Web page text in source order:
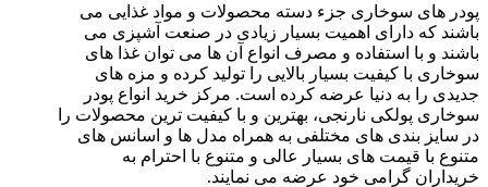
پودر های سوخاری جزء دسته محصولات و مواد غذایی می
باشند که دارای اهمیت بسیار زیادی در صنعت آشپزی می
باشند و با استفاده و مصرف انواع آن ها می توان غذا های
سوخاری با کیفیت بسیار بالایی را تولید کرده و مزه های
جدیدی را به دنیا عرضه کرده است. مرکز خرید انواع پودر
سوخاری پولکی نارنجی، بهترین و با کیفیت ترین محصولات را
در سایز بندی های مختلفی به همراه مدل ها و اسانس های
متنوع با قیمت های بسیار عالی و متنوع با احترام به
خریداران گرامی خود عرضه می نمایند.